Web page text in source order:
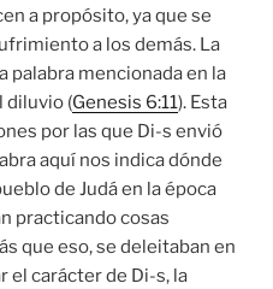
a propósito, ya que se
a los demás. La
palabra mencionada en la
diluvio (Genesis 6:11). Esta
por las que Di-s envió
aquí nos indica dónde
de Judá en la época
practicando cosas
que eso, se deleitaban en
el carácter de Di-s, la